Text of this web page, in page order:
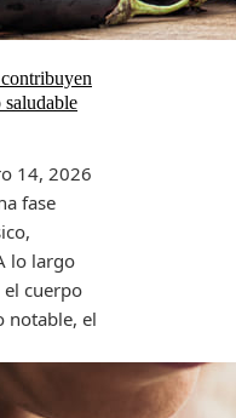
14, 2026
fase
lo largo
el cuerpo
notable, el